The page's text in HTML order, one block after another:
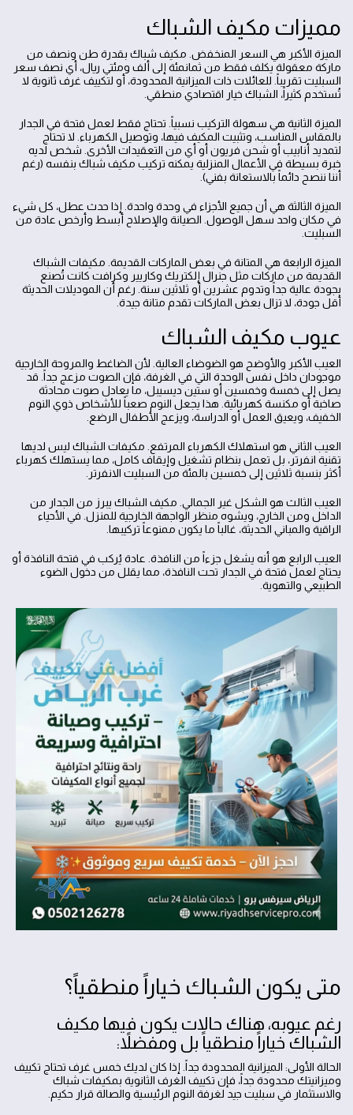
مميزات مكيف الشباك
الميزة الأكبر هي السعر المنخفض. مكيف شباك بقدرة طن ونصف من
ماركة معقولة يكلف فقط من ثمانمئة إلى ألف ومئتي ريال، أي نصف سعر
السبليت تقريباً. للعائلات ذات الميزانية المحدودة، أو لتكييف غرف ثانوية لا
تُستخدم كثيراً، الشباك خيار اقتصادي منطقي.
الميزة الثانية هي سهولة التركيب نسبياً. تحتاج فقط لعمل فتحة في الجدار
بالمقاس المناسب، وتثبيت المكيف فيها، وتوصيل الكهرباء. لا تحتاج
لتمديد أنابيب أو شحن فريون أو أي من التعقيدات الأخرى. شخص لديه
خبرة بسيطة في الأعمال المنزلية يمكنه تركيب مكيف شباك بنفسه (رغم
أننا ننصح دائماً بالاستعانة بفني).
الميزة الثالثة هي أن جميع الأجزاء في وحدة واحدة. إذا حدث عطل، كل شيء
في مكان واحد سهل الوصول. الصيانة والإصلاح أبسط وأرخص عادة من
السبليت.
الميزة الرابعة هي المتانة في بعض الماركات القديمة. مكيفات الشباك
القديمة من ماركات مثل جنرال إلكتريك وكاريير وكرافت كانت تُصنع
بجودة عالية جداً وتدوم عشرين أو ثلاثين سنة. رغم أن الموديلات الحديثة
أقل جودة، لا تزال بعض الماركات تقدم متانة جيدة.
عيوب مكيف الشباك
العيب الأكبر والأوضح هو الضوضاء العالية. لأن الضاغط والمروحة الخارجية
موجودان داخل نفس الوحدة التي في الغرفة، فإن الصوت مزعج جداً. قد
يصل إلى خمسة وخمسين أو ستين ديسيبل، ما يعادل صوت محادثة
صاخبة أو مكنسة كهربائية. هذا يجعل النوم صعباً للأشخاص ذوي النوم
الخفيف، ويعيق العمل أو الدراسة، ويزعج الأطفال الرضع.
العيب الثاني هو استهلاك الكهرباء المرتفع. مكيفات الشباك ليس لديها
تقنية انفرتر، بل تعمل بنظام تشغيل وإيقاف كامل، مما يستهلك كهرباء
أكثر بنسبة ثلاثين إلى خمسين بالمئة من السبليت الانفرتر.
العيب الثالث هو الشكل غير الجمالي. مكيف الشباك يبرز من الجدار من
الداخل ومن الخارج، ويشوه منظر الواجهة الخارجية للمنزل. في الأحياء
الراقية والمباني الحديثة، غالباً ما يكون ممنوعاً تركيبها.
العيب الرابع هو أنه يشغل جزءاً من النافذة. عادة يُركب في فتحة النافذة أو
يحتاج لعمل فتحة في الجدار تحت النافذة، مما يقلل من دخول الضوء
الطبيعي والتهوية.
متى يكون الشباك خياراً منطقياً؟
رغم عيوبه، هناك حالات يكون فيها مكيف
الشباك خياراً منطقياً بل ومفضلاً:
الحالة الأولى: الميزانية المحدودة جداً. إذا كان لديك خمس غرف تحتاج تكييف
وميزانيتك محدودة جداً، فإن تكييف الغرف الثانوية بمكيفات شباك
والاستثمار في سبليت جيد لغرفة النوم الرئيسية والصالة قرار حكيم.